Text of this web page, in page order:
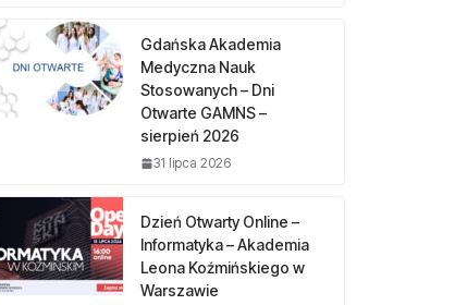
Gdańska Akademia
Medyczna Nauk
Stosowanych – Dni
Otwarte GAMNS –
sierpień 2026
31 lipca 2026
Dzień Otwarty Online –
Informatyka – Akademia
Leona Koźmińskiego w
Warszawie